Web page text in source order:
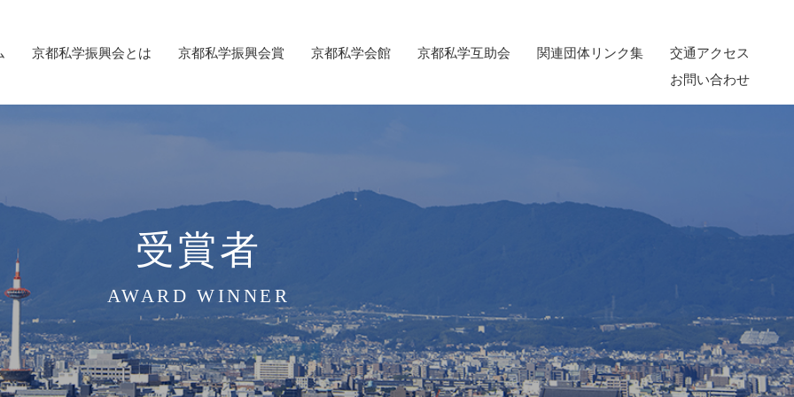
京都私学振興会とは 京都私学振興会賞 京都私学会館 京都私学互助会 関連団体リンク集
交通アクセス
お問い合わせ
受賞者
AWARD WINNER